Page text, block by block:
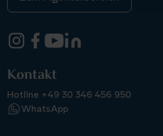
Kontakt
Hotline +49 30 346 456 950
WhatsApp